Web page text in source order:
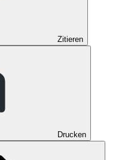
Zitieren
Drucken